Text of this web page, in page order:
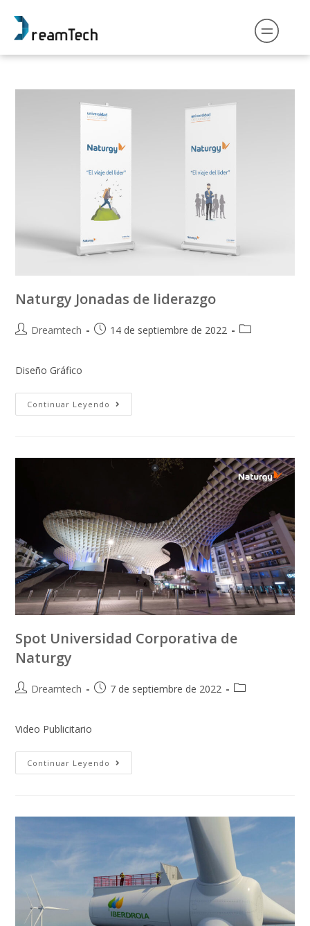
Naturgy Jonadas de liderazgo
Dreamtech 14 de septiembre de 2022
Diseño Gráfico
Continuar Leyendo
Spot Universidad Corporativa de
Naturgy
Dreamtech 7 de septiembre de 2022
Video Publicitario
Continuar Leyendo